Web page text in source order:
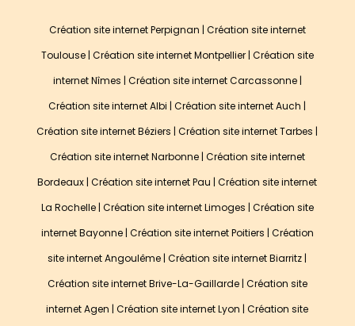
Création site internet Perpignan | Création site internet
Toulouse| Création site internet Montpellier| Création site
internet Nîmes | Création site internet Carcassonne|
Création site internet Albi |Création site internet Auch |
Création site internet Béziers |Création site internet Tarbes |
Création site internet Narbonne| Création site internet
Bordeaux |Création site internet Pau |Création site internet
La Rochelle| Création site internet Limoges | Création site
internet Bayonne| Création site internet Poitiers | Création
site internet Angoulême |Création site internet Biarritz |
Création site internet Brive-La-Gaillarde| Création site
internet Agen |Création site internet Lyon |Création site